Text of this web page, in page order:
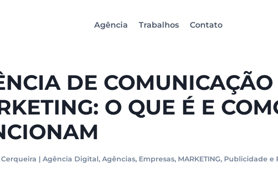
Agência Trabalhos Contato
DE COMUNICAÇÃO
O QUE É E
| Agência Digital, Agências, Empresas, MARKETING, Publicidade e